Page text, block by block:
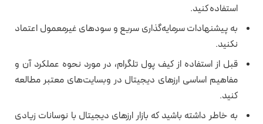
استفاده کنید.
به پیشنهادات سرمایه‌گذاری سریع و سودهای غیرمعمول اعتماد
نکنید.
قبل از استفاده از کیف پول تلگرام، در مورد نحوه عملکرد آن و
مفاهیم اساسی ارزهای دیجیتال در وب‎سایت‌های معتبر مطالعه
کنید.
به خاطر داشته باشید که بازار ارزهای دیجیتال با نوسانات زیادی